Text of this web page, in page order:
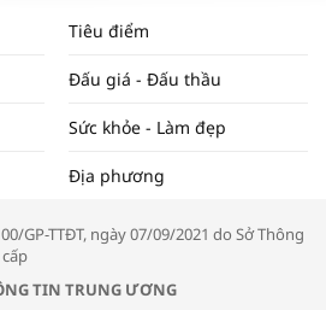
NĂM 2024 VÀ NĂM 2025 | NHỊP
THỊ TRƯỜNG #62
đàm “Xúc tiến thương mại: Khơi
Tiêu điểm
Đấu giá - Đấu thầu
Sức khỏe - Làm đẹp
Địa phương
GP-TTĐT, ngày 07/09/2021 do Sở Thông
TIN TRUNG ƯƠNG